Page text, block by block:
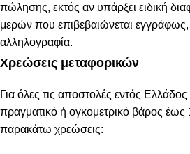
πώλησης, εκτός αν υπάρξει ειδική
μερών που επιβεβαιώνεται εγγράφως,
αλληλογραφία.
Χρεώσεις μεταφορικών
Για όλες τις αποστολές εντός Ελλάδος
πραγματικό ή ογκομετρικό βάρος έως
παρακάτω χρεώσεις: